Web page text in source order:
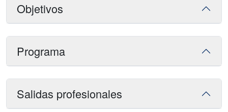
Objetivos
Programa
Salidas profesionales